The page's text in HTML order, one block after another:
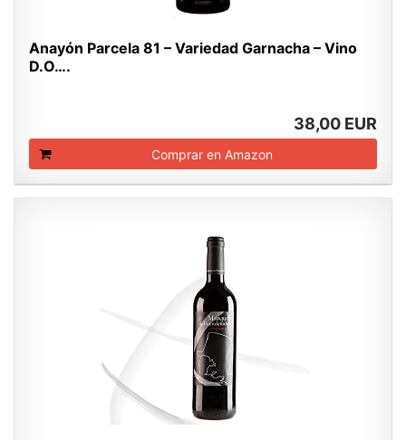
Anayón Parcela 81 – Variedad Garnacha – Vino
D.O….
38,00 EUR
Comprar en Amazon